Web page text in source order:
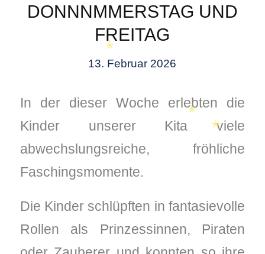
DONNNMMERSTAG UND
FREITAG
13. Februar 2026
In der dieser Woche erlebten die
Kinder unserer Kita viele
abwechslungsreiche, fröhliche
Faschingsmomente.
Die Kinder schlüpften in fantasievolle
Rollen als Prinzessinnen, Piraten